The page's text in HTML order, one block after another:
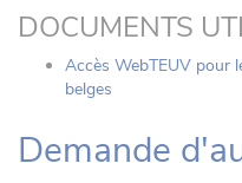
DOCUMENTS
Accès WebTEUV pour
belges
Demande